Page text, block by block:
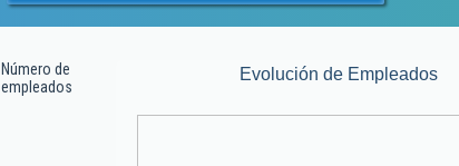
Número de
empleados
Evolución de Empleados